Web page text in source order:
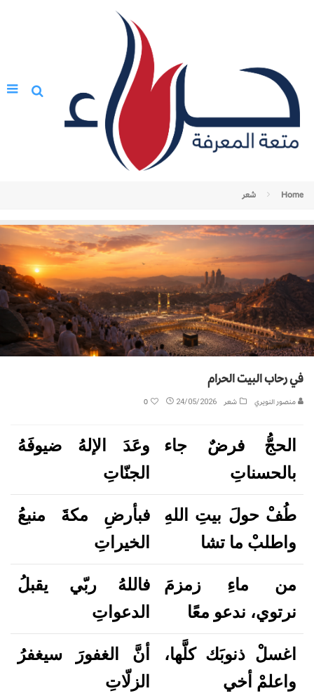
Home شعر
في رحاب البيت الحرام
منصور النويري شعر 24/05/2026
0
الحجُّ فرضٌ جاء
بالحسناتِ
وعَدَ الإلهُ ضيوفَهُ
الجنّاتِ
طُفْ حولَ بيتِ اللهِ
واطلبْ ما تشا
فبأرضِ مكةَ منبعُ
الخيراتِ
من ماءِ زمزمَ
نرتوي، ندعو معًا
فاللهُ ربّي يقبلُ
الدعواتِ
اغسلْ ذنوبَك كلَّها،
واعلمْ أخي
أنَّ الغفورَ سيغفرُ
الزلّاتِ